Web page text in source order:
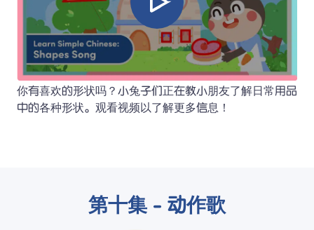
你有喜欢的形状吗？小兔子们正在教小朋友了解日常用品
中的各种形状。观看视频以了解更多信息！
第十集 - 动作歌